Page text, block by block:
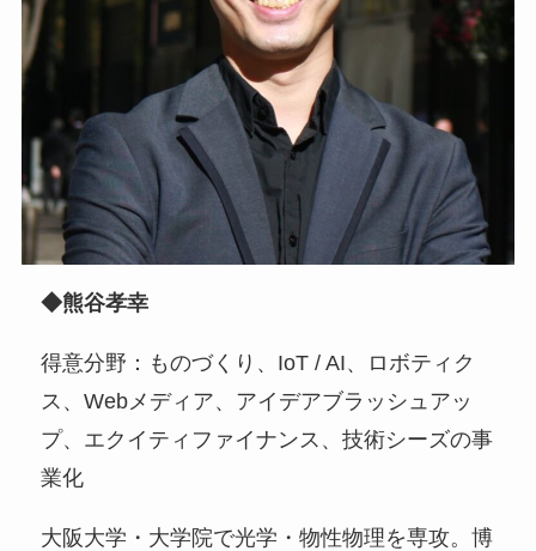
◆熊谷孝幸
得意分野：ものづくり、IoT / AI、ロボティク
ス、Webメディア、アイデアブラッシュアッ
プ、エクイティファイナンス、技術シーズの事
業化
大阪大学・大学院で光学・物性物理を専攻。博